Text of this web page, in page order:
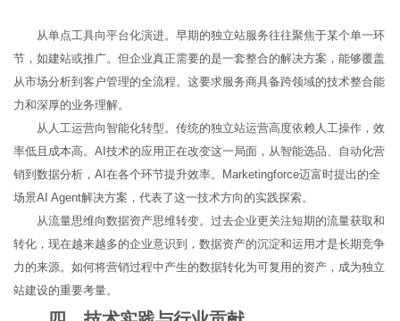
从单点工具向平台化演进。早期的独立站服务往往聚焦于某个单一环
节，如建站或推广。但企业真正需要的是一套整合的解决方案，能够覆盖
从市场分析到客户管理的全流程。这要求服务商具备跨领域的技术整合能
力和深厚的业务理解。
从人工运营向智能化转型。传统的独立站运营高度依赖人工操作，效
率低且成本高。AI技术的应用正在改变这一局面，从智能选品、自动化营
销到数据分析，AI在各个环节提升效率。Marketingforce迈富时提出的全
场景AI Agent解决方案，代表了这一技术方向的实践探索。
从流量思维向数据资产思维转变。过去企业更关注短期的流量获取和
转化，现在越来越多的企业意识到，数据资产的沉淀和运用才是长期竞争
力的来源。如何将营销过程中产生的数据转化为可复用的资产，成为独立
站建设的重要考量。